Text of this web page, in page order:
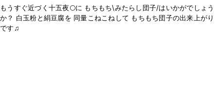
もうすぐ近づく十五夜🌕に もちもち\みたらし団子/はいかがでしょう
か？ 白玉粉と絹豆腐を 同量こねこねして もちもち団子の出来上がり
です♫